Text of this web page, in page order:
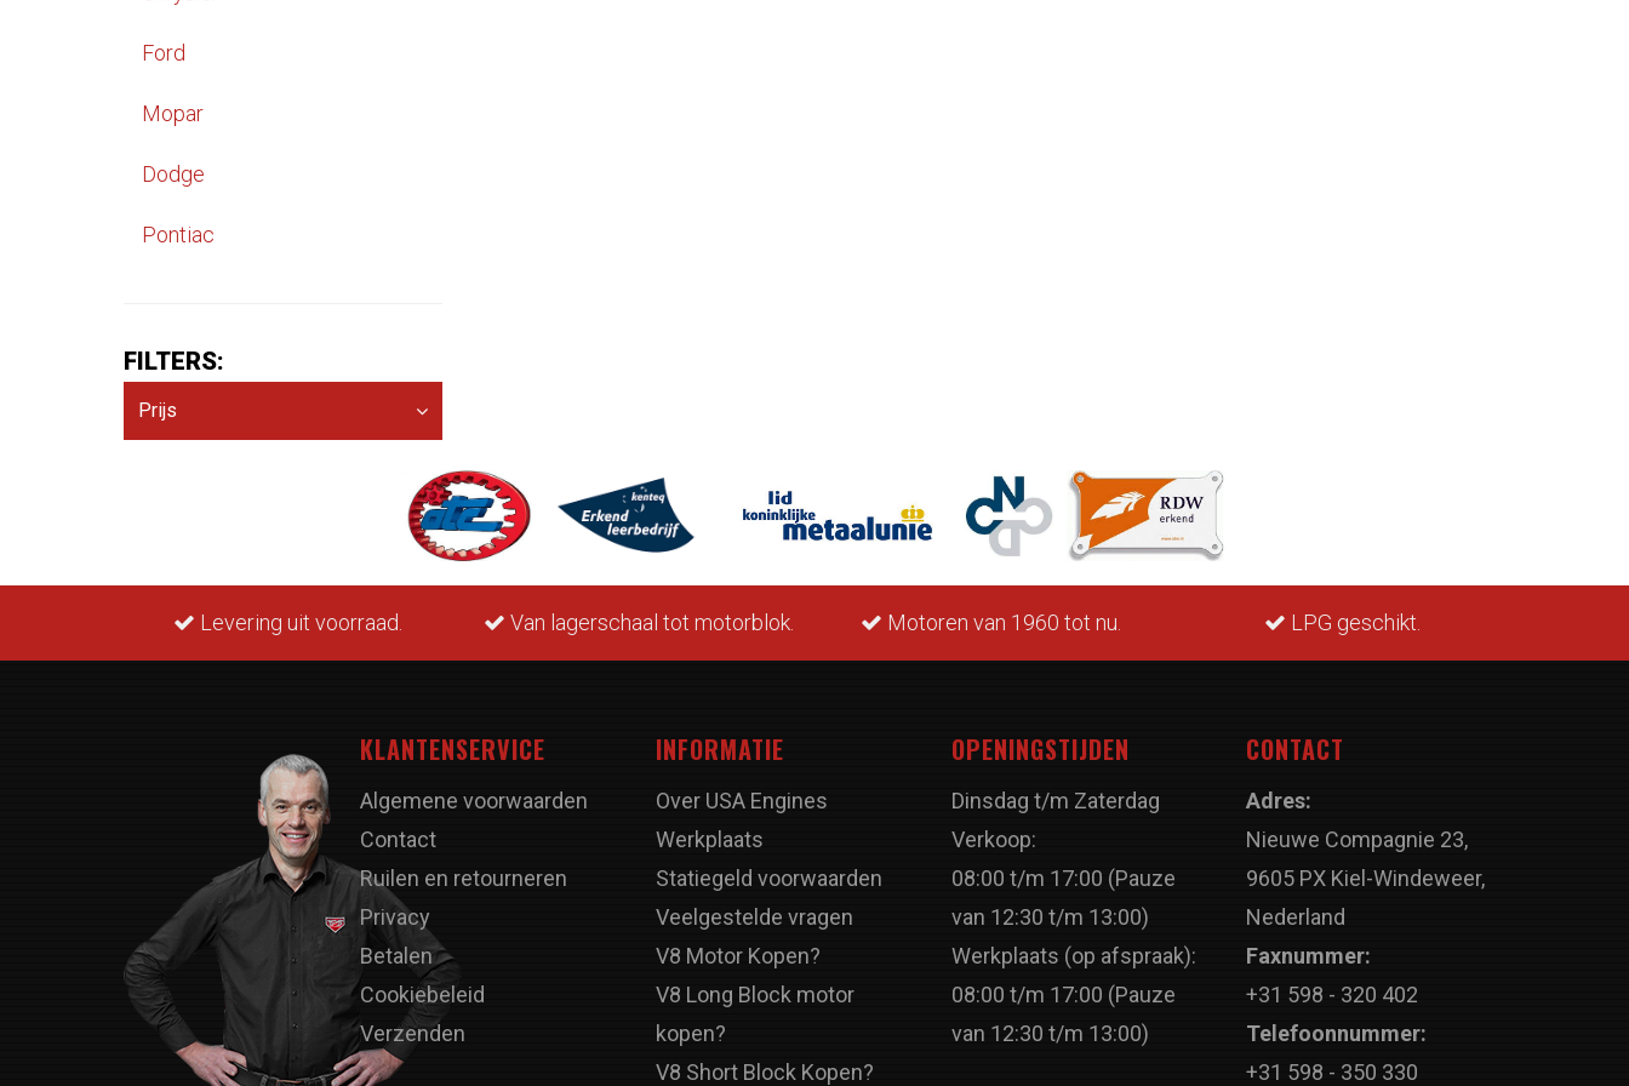
Ford
Mopar
Dodge
Pontiac
FILTERS:
Prijs
Van lagerschaal tot motorblok. Motoren van 1960 tot nu. LPG geschikt. Snelle levering
KLANTENSERVICE
Algemene voorwaarden
Contact
Ruilen en retourneren
Privacy
Betalen
Cookiebeleid
Verzenden
INFORMATIE
Over USA Engines
Werkplaats
Statiegeld voorwaarden
Veelgestelde vragen
V8 Motor Kopen?
V8 Long Block motor
kopen?
V8 Short Block Kopen?
OPENINGSTIJDEN
Dinsdag t/m Zaterdag
Verkoop:
08:00 t/m 17:00 (Pauze
van 12:30 t/m 13:00)
Werkplaats (op afspraak):
08:00 t/m 17:00 (Pauze
van 12:30 t/m 13:00)
CONTACT
Adres:
Nieuwe Compagnie 23,
9605 PX Kiel-Windeweer,
Nederland
Faxnummer:
+31 598 - 320 402
Telefoonnummer:
+31 598 - 350 330